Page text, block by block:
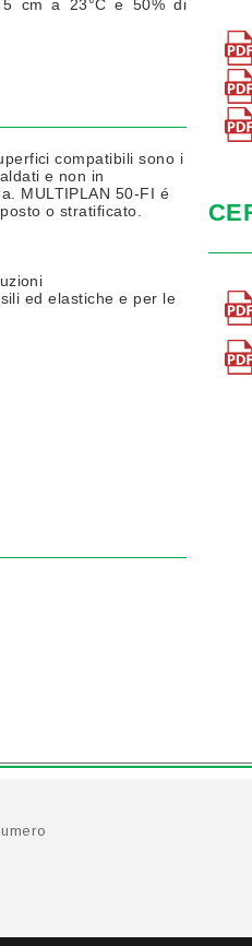
cm a 23°C e 50% di
compatibili sono i
e non in
MULTIPLAN 50-FI é
o stratificato.
ed elastiche e per le